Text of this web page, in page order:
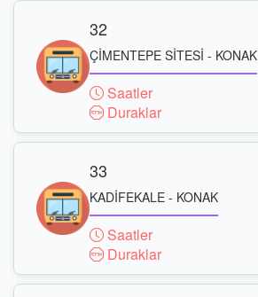
32
ÇİMENTEPE SİTESİ - KONAK
Saatler
Duraklar
33
KADİFEKALE - KONAK
Saatler
Duraklar